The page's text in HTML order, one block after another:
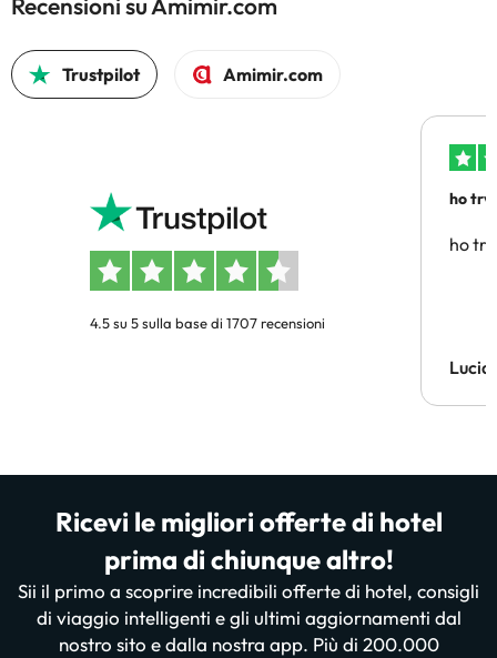
Trustpilot Amimir.com
4.5 su 5 sulla base di 1707 recensioni
ho
ho
Lucia
Ricevi le migliori offerte di hotel
prima di chiunque altro!
Sii il primo a scoprire incredibili offerte di hotel, consigli
di viaggio intelligenti e gli ultimi aggiornamenti dal
nostro sito e dalla nostra app. Più di 200.000